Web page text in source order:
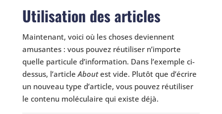
Utilisation des articles
Maintenant, voici où les choses deviennent
amusantes : vous pouvez réutiliser n’importe
quelle particule d’information. Dans l’exemple ci-
dessus, l’articleAboutest vide. Plutôt que d’écrire
un nouveau type d’article, vous pouvez réutiliser
le contenu moléculaire qui existe déjà.